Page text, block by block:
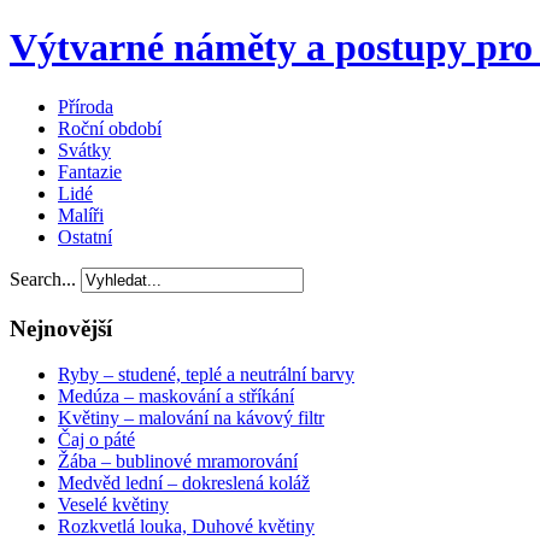
Výtvarné náměty a postupy
Příroda
Roční období
Svátky
Fantazie
Lidé
Malíři
Ostatní
Search...
Nejnovější
Ryby – studené, teplé a neutrální barvy
Medúza – maskování a stříkání
Květiny – malování na kávový filtr
Čaj o páté
Žába – bublinové mramorování
Medvěd lední – dokreslená koláž
Veselé květiny
Rozkvetlá louka, Duhové květiny